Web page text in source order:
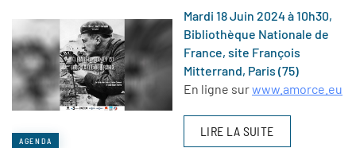
AGENDA
Mardi 18 Juin 2024 à 10h30,
Bibliothèque Nationale de
France, site François
Mitterrand, Paris (75)
En ligne surwww.amorce.eu
LIRE LA SUITE